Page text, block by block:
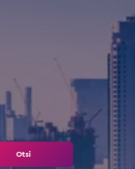
Otsi